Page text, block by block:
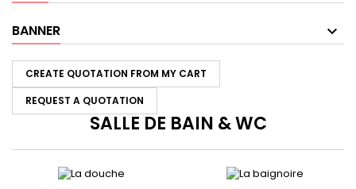
BANNER
CREATE QUOTATION FROM MY CART
REQUEST A QUOTATION
SALLE DE BAIN & WC